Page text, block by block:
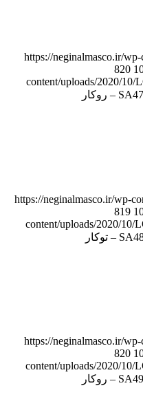
https://neginalmasco.ir/
820
content/uploads/2020/10/
https://neginalmasco.ir/wp-
819
content/uploads/2020/10/
https://neginalmasco.ir/
820
content/uploads/2020/10/